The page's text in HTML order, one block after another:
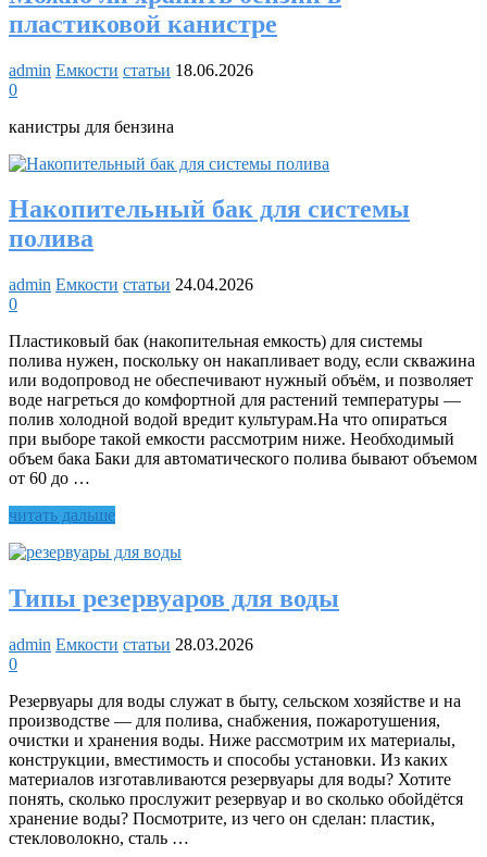
пластиковой канистре
admin Емкости статьи 18.06.2026
0
канистры для бензина
Накопительный бак для системы
полива
admin Емкости статьи 24.04.2026
0
Пластиковый бак (накопительная емкость) для системы
полива нужен, поскольку он накапливает воду, если скважина
или водопровод не обеспечивают нужный объём, и позволяет
воде нагреться до комфортной для растений температуры —
полив холодной водой вредит культурам.На что опираться
при выборе такой емкости рассмотрим ниже. Необходимый
объем бака Баки для автоматического полива бывают объемом
от 60 до …
Накопительный
для
полива
читать дальше
Типы резервуаров для воды
admin Емкости статьи 28.03.2026
0
Резервуары для воды служат в быту, сельском хозяйстве и на
производстве — для полива, снабжения, пожаротушения,
очистки и хранения воды. Ниже рассмотрим их материалы,
конструкции, вместимость и способы установки. Из каких
материалов изготавливаются резервуары для воды? Хотите
понять, сколько прослужит резервуар и во сколько обойдётся
хранение воды? Посмотрите, из чего он сделан: пластик,
стекловолокно, сталь …